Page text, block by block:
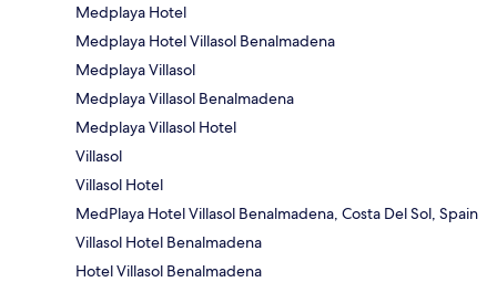
Medplaya Hotel
Medplaya Hotel Villasol Benalmadena
Medplaya Villasol
Medplaya Villasol Benalmadena
Medplaya Villasol Hotel
Villasol
Villasol Hotel
MedPlaya Hotel Villasol Benalmadena, Costa Del Sol, Spain
Villasol Hotel Benalmadena
Hotel Villasol Benalmadena